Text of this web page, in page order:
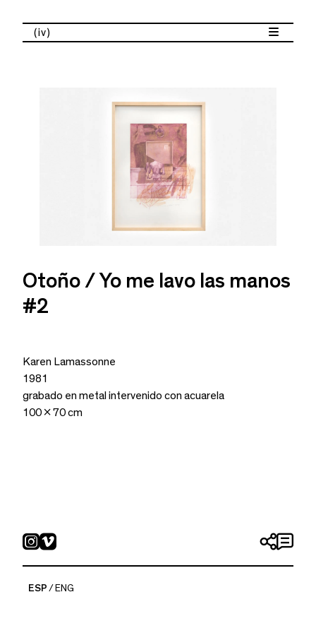
(iv)
Otoño / Yo me lavo las manos
#2
Karen Lamassonne
1981
grabado en metal intervenido con acuarela
100 x 70 cm
ESP ENG